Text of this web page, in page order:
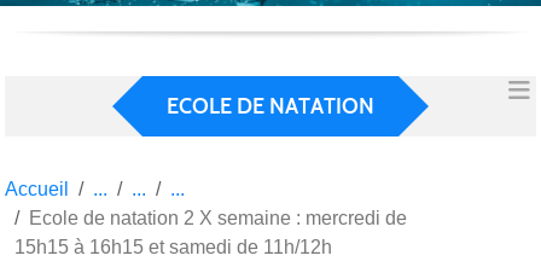
ECOLE DE NATATION
Accueil
Ecole de natation 2 X semaine : mercredi de
15h15 à 16h15 et samedi de 11h/12h